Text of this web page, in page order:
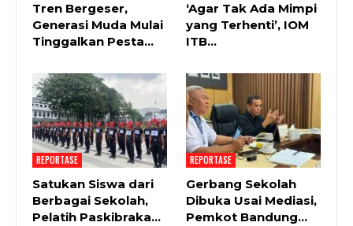
Tren Bergeser,
Generasi Muda Mulai
Tinggalkan Pesta…
‘Agar Tak Ada Mimpi
yang Terhenti’, IOM
ITB…
REPORTASE
Satukan Siswa dari
Berbagai Sekolah,
Pelatih Paskibraka…
REPORTASE
Gerbang Sekolah
Dibuka Usai Mediasi,
Pemkot Bandung…